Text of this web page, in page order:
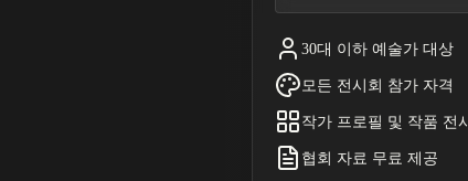
30대 이하 예술가 대상
모든 전시회 참가 자격
작가 프로필 및 작품 전시
협회 자료 무료 제공